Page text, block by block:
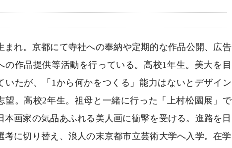
まれ。京都にて寺社への奉納や定期的な作品公開、広告
の作品提供等活動を行っている。高校1年生。美大を目
いたが、「1から何かをつくる」能力はないとデザイン
望。高校2年生。祖母と一緒に行った「上村松園展」で
本画家の気品あふれる美人画に衝撃を受ける。進路を日
考に切り替え、浪人の末京都市立芸術大学へ入学。在学